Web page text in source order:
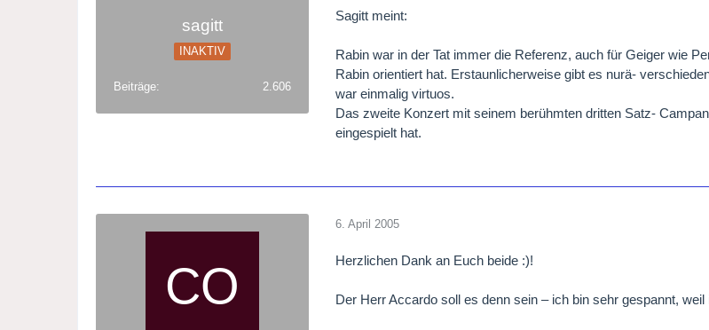
sagitt
INAKTIV
Beiträge 2.606
Sagitt meint:
Rabin war in der Tat immer die Referenz, auch für Geiger wie
Rabin orientiert hat. Erstaunlicherweise gibt es nurä-
war einmalig virtuos.
Das zweite Konzert mit seinem berühmten dritten Satz-
eingespielt hat.
6. April 2005
Herzlichen Dank an Euch beide :)!
Der Herr Accardo soll es denn sein – ich bin sehr gespannt,